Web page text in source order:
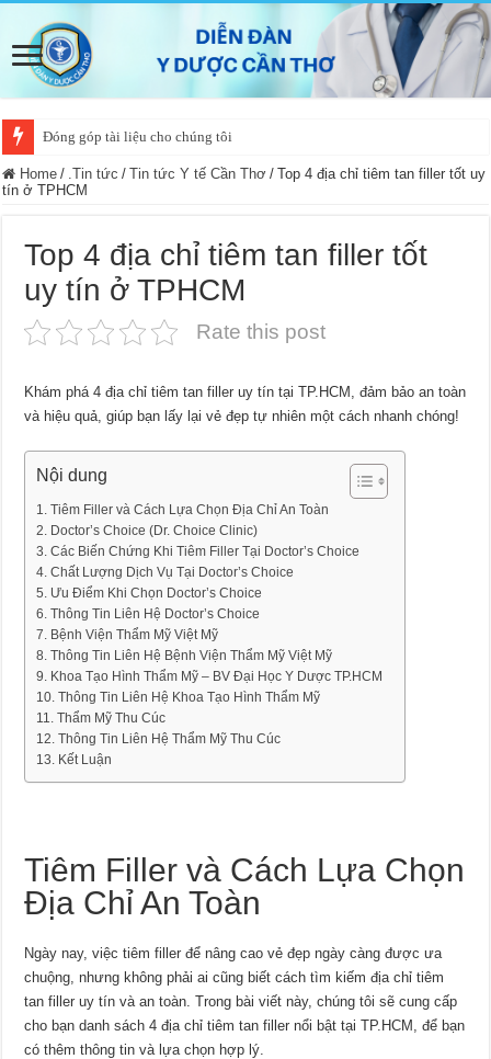
Đóng góp tài liệu cho chúng tôi
Home / .Tin tức / Tin tức Y tế Cần Thơ / Top 4 địa chỉ tiêm tan filler tốt uy
tín ở TPHCM
Top 4 địa chỉ tiêm tan filler tốt
uy tín ở TPHCM
Rate this post
Khám phá 4 địa chỉ tiêm tan filler uy tín tại TP.HCM, đảm bảo an toàn
và hiệu quả, giúp bạn lấy lại vẻ đẹp tự nhiên một cách nhanh chóng!
Nội dung
Tiêm Filler và Cách Lựa Chọn Địa Chỉ An Toàn
Doctor’s Choice (Dr. Choice Clinic)
Các Biến Chứng Khi Tiêm Filler Tại Doctor’s Choice
Chất Lượng Dịch Vụ Tại Doctor’s Choice
Ưu Điểm Khi Chọn Doctor’s Choice
Thông Tin Liên Hệ Doctor’s Choice
Bệnh Viện Thẩm Mỹ Việt Mỹ
Thông Tin Liên Hệ Bệnh Viện Thẩm Mỹ Việt Mỹ
Khoa Tạo Hình Thẩm Mỹ – BV Đại Học Y Dược TP.HCM
Thông Tin Liên Hệ Khoa Tạo Hình Thẩm Mỹ
Thẩm Mỹ Thu Cúc
Thông Tin Liên Hệ Thẩm Mỹ Thu Cúc
Kết Luận
Tiêm Filler và Cách Lựa Chọn
Địa Chỉ An Toàn
Ngày nay, việc tiêm filler để nâng cao vẻ đẹp ngày càng được ưa
chuộng, nhưng không phải ai cũng biết cách tìm kiếm địa chỉ tiêm
tan filler uy tín và an toàn. Trong bài viết này, chúng tôi sẽ cung cấp
cho bạn danh sách 4 địa chỉ tiêm tan filler nổi bật tại TP.HCM, để bạn
có thêm thông tin và lựa chọn hợp lý.